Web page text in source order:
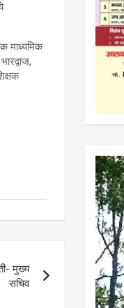
माध्यमिक
मुख्य
सचिव
Video
Player